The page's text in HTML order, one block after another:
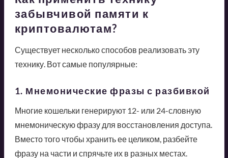
забывчивой памяти к
криптовалютам?
Существует несколько способов реализовать эту
технику. Вот самые популярные:
1. Мнемонические фразы с разбивкой
Многие кошельки генерируют 12- или 24-словную
мнемоническую фразу для восстановления доступа.
Вместо того чтобы хранить ее целиком, разбейте
фразу на части и спрячьте их в разных местах.